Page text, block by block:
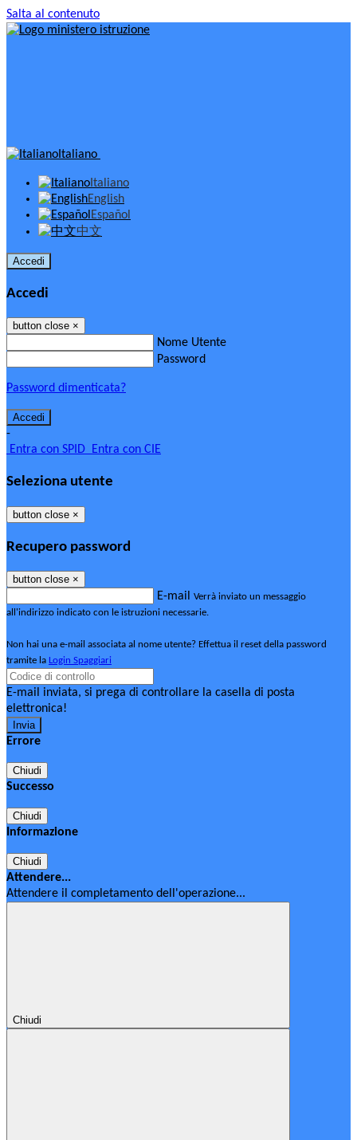
Salta al contenuto
Italiano
Italiano
English
Español
中文
Accedi
Accedi
button close ×
Nome Utente
Password
Password dimenticata?
-
Entra con SPID Entra con CIE
Seleziona utente
button close ×
Recupero password
button close ×
E-mail Verrà inviato un messaggio
all'indirizzo indicato con le istruzioni necessarie.
Non hai una e-mail associata al nome utente? Effettua il reset della password
tramite la Login Spaggiari
E-mail inviata, si prega di controllare la casella di posta
elettronica!
Errore
Chiudi
Successo
Chiudi
Informazione
Chiudi
Attendere...
Attendere il completamento dell'operazione...
Chiudi